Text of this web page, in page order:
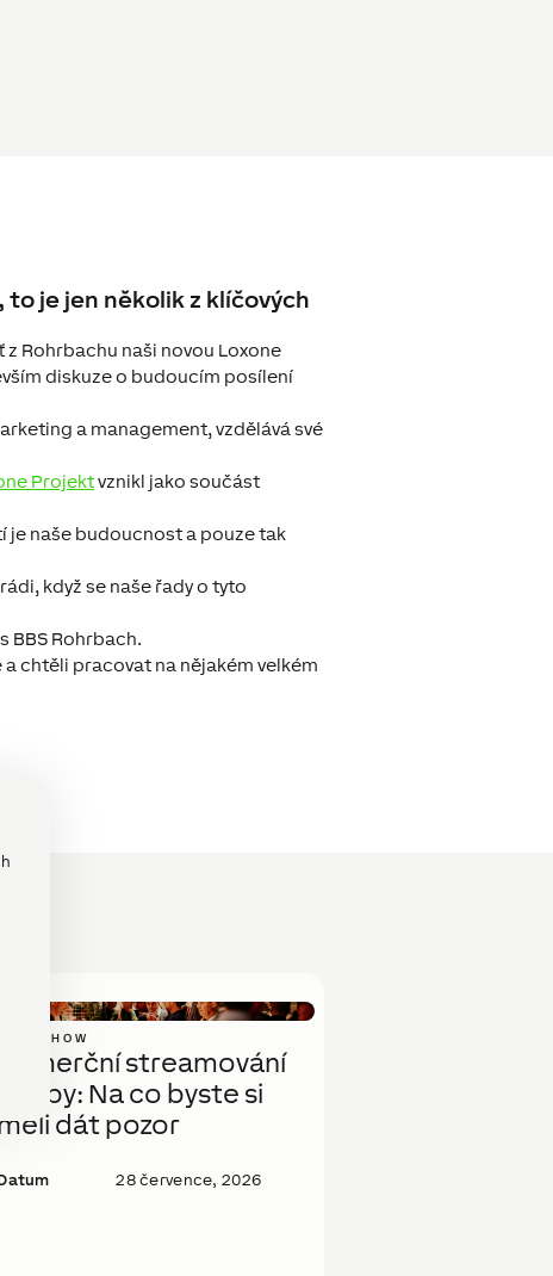
je jen několik z klíčových
Rohrbachu naši novou Loxone
diskuze o budoucím posílení
a management, vzdělává své
Projektvznikl jako součást
je naše budoucnost a pouze tak
když se naše řady o tyto
BBS Rohrbach.
chtěli pracovat na nějakém velkém
KNOW HOW
Komerční streamování
hudby: Na co byste si
dát pozor
28 července, 2026